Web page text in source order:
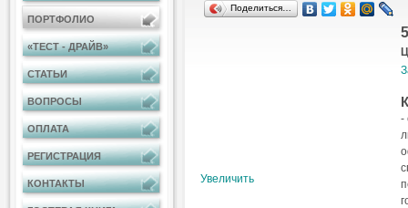
ПОРТФОЛИО
«ТЕСТ - ДРАЙВ»
СТАТЬИ
ВОПРОСЫ
ОПЛАТА
РЕГИСТРАЦИЯ
КОНТАКТЫ
Поделиться…
Увеличить
-